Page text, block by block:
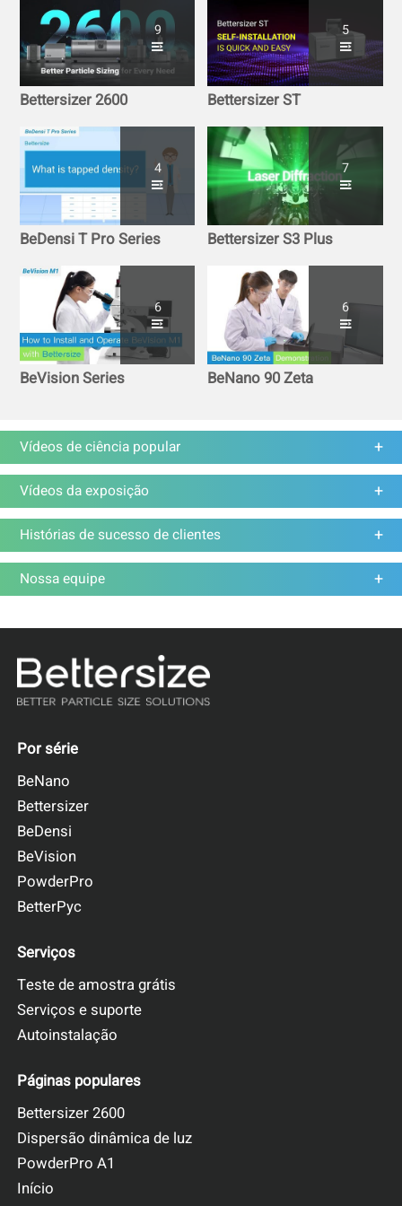
9
Bettersizer 2600
5
Bettersizer ST
4
BeDensi T Pro Series
7
Bettersizer S3 Plus
6
BeVision Series
6
BeNano 90 Zeta
Vídeos de ciência popular
Vídeos da exposição
Histórias de sucesso de clientes
Nossa equipe
Por série
BeNano
Bettersizer
BeDensi
BeVision
PowderPro
BetterPyc
Serviços
Teste de amostra grátis
Serviços e suporte
Autoinstalação
Páginas populares
Bettersizer 2600
Dispersão dinâmica de luz
PowderPro A1
Início